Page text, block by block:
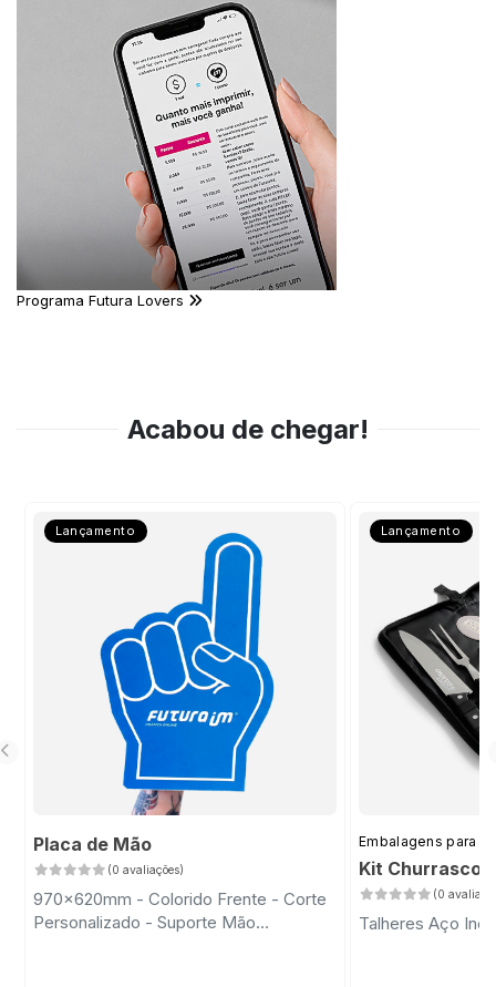
Programa Futura Lovers
Acabou de chegar!
Lançamento
Placa de Mão
(0 avaliações)
970x620mm - Colorido Frente - Corte
Personalizado - Suporte Mão
Lançamento
Embalagens para
Kit Churrasco
(0
Talheres Aço